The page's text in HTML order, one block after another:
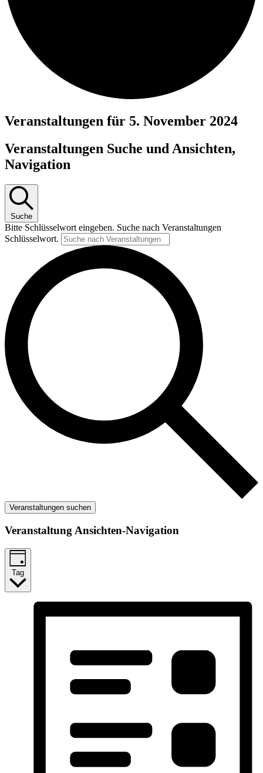
Veranstaltungen für 5. November 2024
Veranstaltungen Suche und Ansichten,
Navigation
Suche
Bitte Schlüsselwort eingeben. Suche nach Veranstaltungen
Schlüsselwort.
Veranstaltungen suchen
Veranstaltung Ansichten-Navigation
Tag